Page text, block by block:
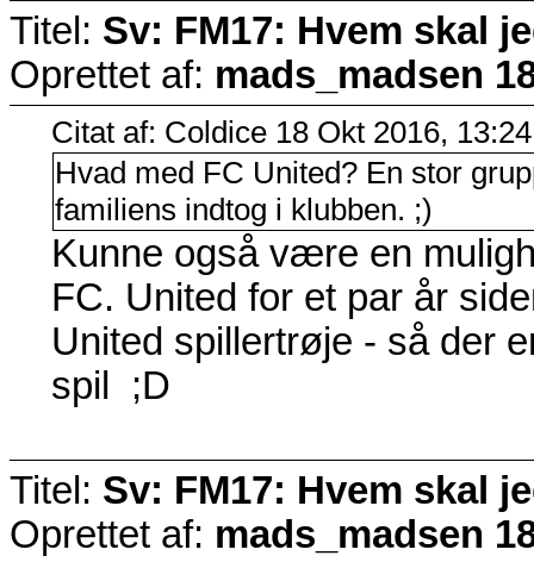
Titel: Sv: FM17: Hvem skal
Oprettet af: mads_madsen
Citat af: Coldice 18 Okt 2016, 13:24
Hvad med FC United? En stor
familiens indtog i klubben. ;)
Kunne også være en
FC. United for et par år
United spillertrøje - så der
spil ;D
Titel: Sv: FM17: Hvem skal
Oprettet af: mads_madsen